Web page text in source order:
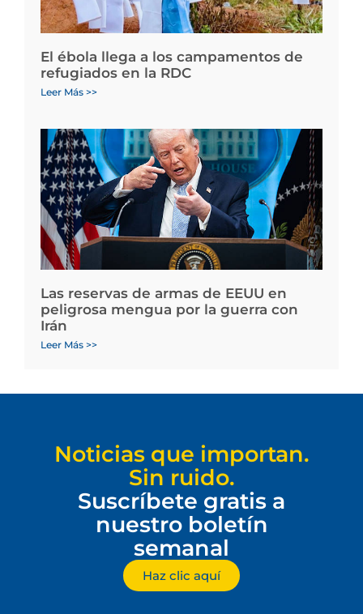
El ébola llega a los campamentos de
refugiados en la RDC
Leer Más >>
Las reservas de armas de EEUU en
peligrosa mengua por la guerra con
Irán
Leer Más >>
Noticias que importan.
Sin ruido.
Suscríbete gratis a
nuestro boletín
semanal
Haz clic aquí